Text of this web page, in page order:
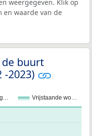
weergegeven. Klik op
en waarde van de
de buurt
-2023)
g… Vrijstaande wo…